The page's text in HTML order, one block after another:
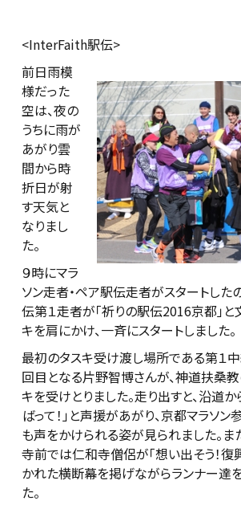
<InterFaith駅伝>
前日雨模
様だった
空は、夜の
うちに雨が
あがり雲
間から時
折日が射
す天気と
なりまし
た。
９時にマラ
ソン走者・ペア駅伝走者がスタートし
伝第１走者が「祈りの駅伝2016京都」
キを肩にかけ、一斉にスタートしました。
最初のタスキ受け渡し場所である第１
回目となる片野智博さんが、神道扶桑
キを受けとりました。走り出すと、沿道か
ばって！」と声援があがり、京都マラソ
も声をかけられる姿が見られました。ま
寺前では仁和寺僧侶が「想い出そう！復
かれた横断幕を掲げながらランナー達
た。